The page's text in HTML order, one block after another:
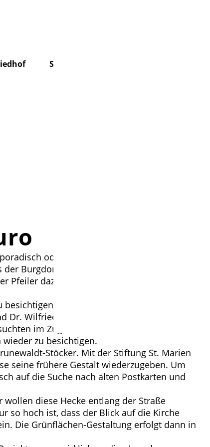
Stiftung
oder regelmäßig Gottesdienste vor
Burgdorfer Pankratius-Kirche gekauft und
dazu. 1968 wurde der Kanzelkorb
Seit Oktober 2024 hängt hier eine
Dr. Wilfried Besch, Mitglieder des
im Zuge ihrer Recherche verschiedene
zu besichtigen.
Stöcker. Mit der Stiftung St. Marien
seine frühere Gestalt wiederzugeben. Um
auf die Suche nach alten Postkarten und
diese Hecke entlang der Straße
so hoch ist, dass der Blick auf die Kirche
Die Grünflächen-Gestaltung erfolgt dann in